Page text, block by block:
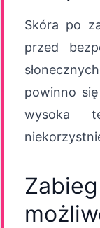
Skóra po
przed
powinno
wysoka